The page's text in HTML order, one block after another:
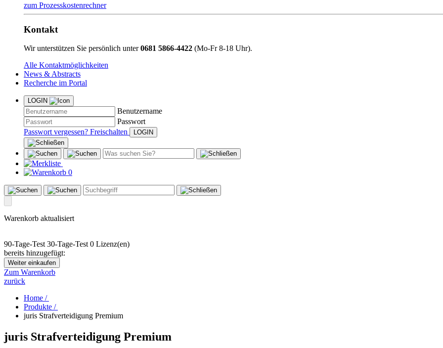
zum Prozesskostenrechner
Kontakt
Wir unterstützen Sie persönlich unter0681 5866-4422 (Mo-Fr 8-18 Uhr).
Alle Kontaktmöglichkeiten
News & Abstracts
Recherche im Portal
LOGIN
Benutzername
Passwort
Passwort vergessen? Freischalten
0
Warenkorb aktualisiert
90-Tage-Test 30-Tage-Test 0 Lizenz(en)
bereits hinzugefügt:
Weiter einkaufen
Zum Warenkorb
zurück
Home /
Produkte /
juris Strafverteidigung Premium
juris Strafverteidigung Premium